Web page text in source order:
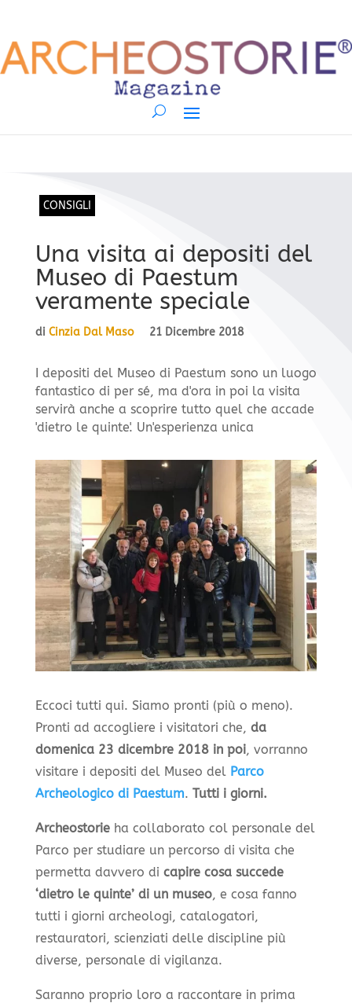
CONSIGLI
Una visita ai depositi del
Museo di Paestum
veramente speciale
di Cinzia Dal Maso 21 Dicembre 2018
I depositi del Museo di Paestum sono un luogo
fantastico di per sé, ma d'ora in poi la visita
servirà anche a scoprire tutto quel che accade
'dietro le quinte'. Un'esperienza unica
Eccoci tutti qui. Siamo pronti (più o meno).
Pronti ad accogliere i visitatori che, da
domenica 23 dicembre 2018 in poi, vorranno
visitare i depositi del Museo del Parco
Archeologico di Paestum. Tutti i giorni.
Archeostorieha collaborato col personale del
Parco per studiare un percorso di visita che
permetta davvero di capire cosa succede
‘dietro le quinte’ di un museo, e cosa fanno
tutti i giorni archeologi, catalogatori,
restauratori, scienziati delle discipline più
diverse, personale di vigilanza.
Saranno proprio loro a raccontare in prima